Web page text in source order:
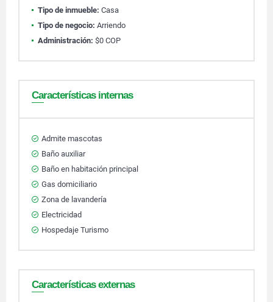
Tipo de inmueble: Casa
Tipo de negocio: Arriendo
Administración: $0 COP
Características internas
Admite mascotas
Baño auxiliar
Baño en habitación principal
Gas domiciliario
Zona de lavandería
Electricidad
Hospedaje Turismo
Características externas